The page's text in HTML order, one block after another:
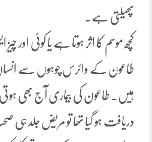
پھیلتی ہے۔
کچھ موسم کا اثر ہوتا ہے یا کوئی اور
طاعون کے وائرس چوہوں سے
ہیں۔ طاعون کی بیماری آج بھی
دریافت ہو گیا تھا تو مریض جلد ہی